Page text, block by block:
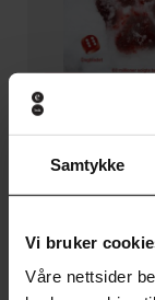
Samtykke
Vi bruker
Våre nettsider
129,-
Jo